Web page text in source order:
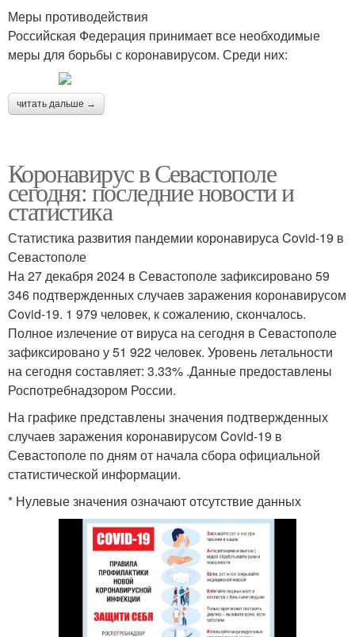
Меры противодействия
Российская Федерация принимает все необходимые
меры для борьбы с коронавирусом. Среди них:
читать дальше →
Коронавирус в Севастополе
сегодня: последние новости и
статистика
Статистика развития пандемии коронавируса Covid-19 в
Севастополе
На 27 декабря 2024 в Севастополе зафиксировано 59
346 подтвержденных случаев заражения коронавирусом
Covid-19. 1 979 человек, к сожалению, скончалось.
Полное излечение от вируса на сегодня в Севастополе
зафиксировано у 51 922 человек. Уровень летальности
на сегодня составляет: 3.33% .Данные предоставлены
Роспотребнадзором России.
На графике представлены значения подтвержденных
случаев заражения коронавирусом Covid-19 в
Севастополе по дням от начала сбора официальной
статистической информации.
* Нулевые значения означают отсутствие данных